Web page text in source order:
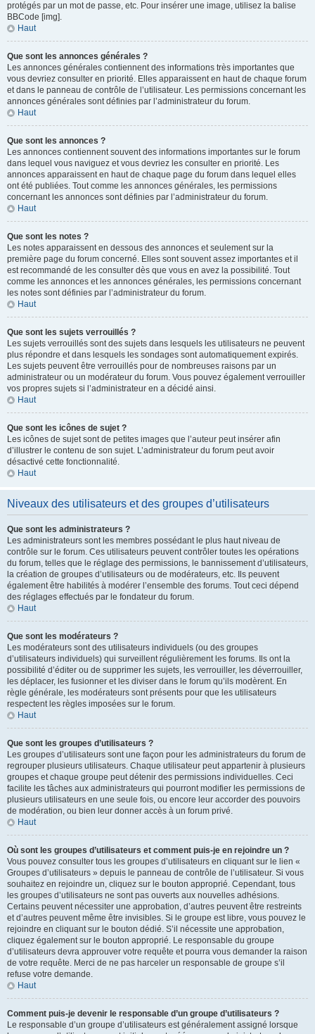
protégés par un mot de passe, etc. Pour insérer une image, utilisez la balise
BBCode [img].
Haut
Que sont les annonces générales ?
Les annonces générales contiennent des informations très importantes que
vous devriez consulter en priorité. Elles apparaissent en haut de chaque forum
et dans le panneau de contrôle de l’utilisateur. Les permissions concernant les
annonces générales sont définies par l’administrateur du forum.
Haut
Que sont les annonces ?
Les annonces contiennent souvent des informations importantes sur le forum
dans lequel vous naviguez et vous devriez les consulter en priorité. Les
annonces apparaissent en haut de chaque page du forum dans lequel elles
ont été publiées. Tout comme les annonces générales, les permissions
concernant les annonces sont définies par l’administrateur du forum.
Haut
Que sont les notes ?
Les notes apparaissent en dessous des annonces et seulement sur la
première page du forum concerné. Elles sont souvent assez importantes et il
est recommandé de les consulter dès que vous en avez la possibilité. Tout
comme les annonces et les annonces générales, les permissions concernant
les notes sont définies par l’administrateur du forum.
Haut
Que sont les sujets verrouillés ?
Les sujets verrouillés sont des sujets dans lesquels les utilisateurs ne peuvent
plus répondre et dans lesquels les sondages sont automatiquement expirés.
Les sujets peuvent être verrouillés pour de nombreuses raisons par un
administrateur ou un modérateur du forum. Vous pouvez également verrouiller
vos propres sujets si l’administrateur en a décidé ainsi.
Haut
Que sont les icônes de sujet ?
Les icônes de sujet sont de petites images que l’auteur peut insérer afin
d’illustrer le contenu de son sujet. L’administrateur du forum peut avoir
désactivé cette fonctionnalité.
Haut
Niveaux des utilisateurs et des groupes d’utilisateurs
Que sont les administrateurs ?
Les administrateurs sont les membres possédant le plus haut niveau de
contrôle sur le forum. Ces utilisateurs peuvent contrôler toutes les opérations
du forum, telles que le réglage des permissions, le bannissement d’utilisateurs,
la création de groupes d’utilisateurs ou de modérateurs, etc. Ils peuvent
également être habilités à modérer l’ensemble des forums. Tout ceci dépend
des réglages effectués par le fondateur du forum.
Haut
Que sont les modérateurs ?
Les modérateurs sont des utilisateurs individuels (ou des groupes
d’utilisateurs individuels) qui surveillent régulièrement les forums. Ils ont la
possibilité d’éditer ou de supprimer les sujets, les verrouiller, les déverrouiller,
les déplacer, les fusionner et les diviser dans le forum qu’ils modèrent. En
règle générale, les modérateurs sont présents pour que les utilisateurs
respectent les règles imposées sur le forum.
Haut
Que sont les groupes d’utilisateurs ?
Les groupes d’utilisateurs sont une façon pour les administrateurs du forum de
regrouper plusieurs utilisateurs. Chaque utilisateur peut appartenir à plusieurs
groupes et chaque groupe peut détenir des permissions individuelles. Ceci
facilite les tâches aux administrateurs qui pourront modifier les permissions de
plusieurs utilisateurs en une seule fois, ou encore leur accorder des pouvoirs
de modération, ou bien leur donner accès à un forum privé.
Haut
Où sont les groupes d’utilisateurs et comment puis-je en rejoindre un ?
Vous pouvez consulter tous les groupes d’utilisateurs en cliquant sur le lien «
Groupes d’utilisateurs » depuis le panneau de contrôle de l’utilisateur. Si vous
souhaitez en rejoindre un, cliquez sur le bouton approprié. Cependant, tous
les groupes d’utilisateurs ne sont pas ouverts aux nouvelles adhésions.
Certains peuvent nécessiter une approbation, d’autres peuvent être restreints
et d’autres peuvent même être invisibles. Si le groupe est libre, vous pouvez le
rejoindre en cliquant sur le bouton dédié. S’il nécessite une approbation,
cliquez également sur le bouton approprié. Le responsable du groupe
d’utilisateurs devra approuver votre requête et pourra vous demander la raison
de votre requête. Merci de ne pas harceler un responsable de groupe s’il
refuse votre demande.
Haut
Comment puis-je devenir le responsable d’un groupe d’utilisateurs ?
Le responsable d’un groupe d’utilisateurs est généralement assigné lorsque